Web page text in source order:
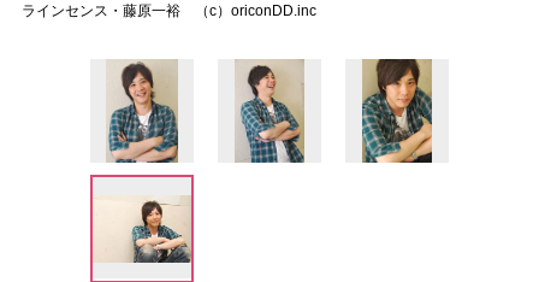
ラインセンス・藤原一裕 （c）oriconDD.inc